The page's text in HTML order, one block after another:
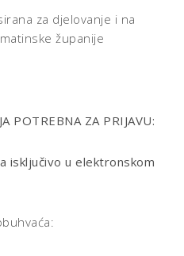
za djelovanje i na
županije
POTREBNA ZA PRIJAVU:
isključivo u elektronskom